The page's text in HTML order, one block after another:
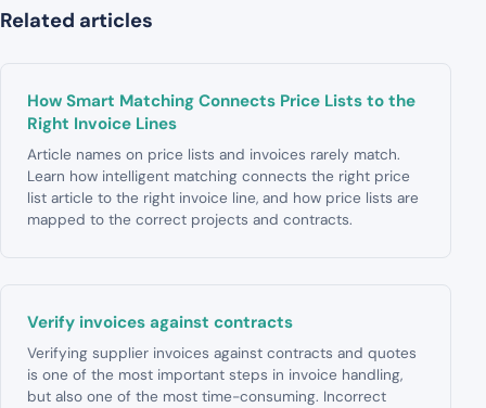
Related articles
How Smart Matching Connects Price Lists to the
Right Invoice Lines
Article names on price lists and invoices rarely match.
Learn how intelligent matching connects the right price
list article to the right invoice line, and how price lists are
mapped to the correct projects and contracts.
Verify invoices against contracts
Verifying supplier invoices against contracts and quotes
is one of the most important steps in invoice handling,
but also one of the most time-consuming. Incorrect